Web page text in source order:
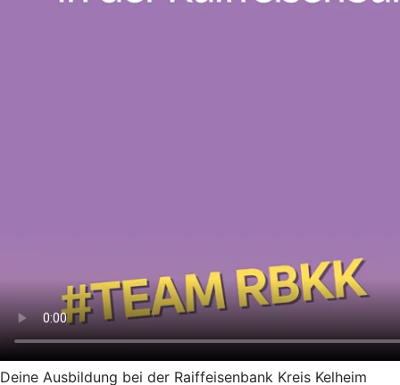
Deine Ausbildung bei der Raiffeisenbank Kreis Kelheim